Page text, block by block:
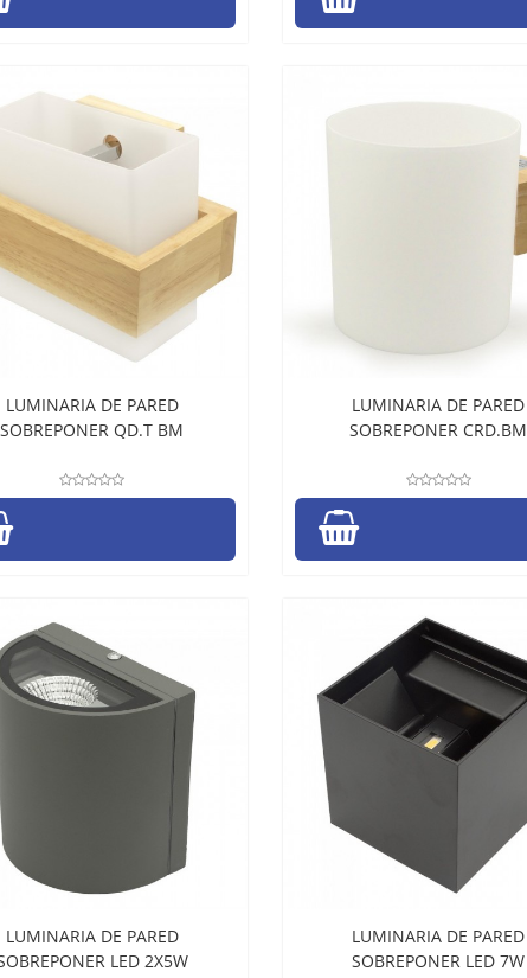
LUMINARIA DE PARED
SOBREPONER QD.T BM
LUMINARIA DE PARED
SOBREPONER CRD.BM
LUMINARIA DE PARED
LED 2X5W
LUMINARIA DE PARED
SOBREPONER LED 7W